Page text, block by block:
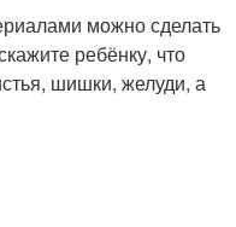
можно сделать
ребёнку, что
шишки, желуди, а